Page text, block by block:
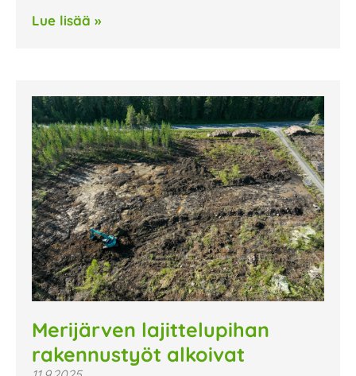
Lue lisää »
Merijärven lajittelupihan
rakennustyöt alkoivat